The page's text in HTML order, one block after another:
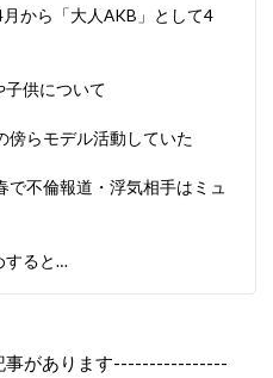
から「大人AKB」として4
子供について
らモデル活動していた
不倫報道・浮気相手はミュ
すると…
があります----------------